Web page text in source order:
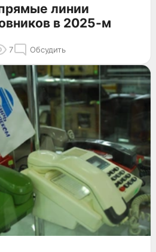
линии
в 2025-м
7 Обсудить